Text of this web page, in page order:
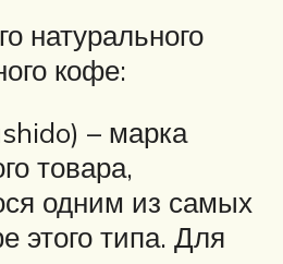
натурального
кофе:
– марка
товара,
одним из самых
этого типа. Для